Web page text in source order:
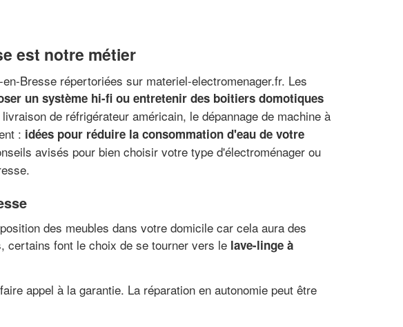
est notre métier
Bresse répertoriées sur materiel-electromenager.fr. Les
un système hi-fi ou entretenir des boitiers domotiques
de réfrigérateur américain, le dépannage de machine à
: idées pour réduire la consommation d'eau de votre
avisés pour bien choisir votre type d'électroménager ou
des meubles dans votre domicile car cela aura des
certains font le choix de se tourner vers le lave-linge à
appel à la garantie. La réparation en autonomie peut être